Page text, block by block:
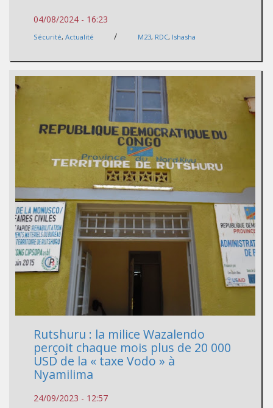
04/08/2024 - 16:23
Sécurité, Actualité / M23, RDC, Ishasha
Rutshuru : la milice Wazalendo
perçoit chaque mois plus de 20 000
USD de la « taxe Vodo » à
Nyamilima
24/09/2023 - 12:57